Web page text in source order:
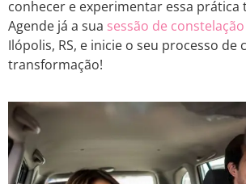
conhecer e experimentar essa
Agende já a sua sessão de
Ilópolis, RS, e inicie o seu processo de
transformação!